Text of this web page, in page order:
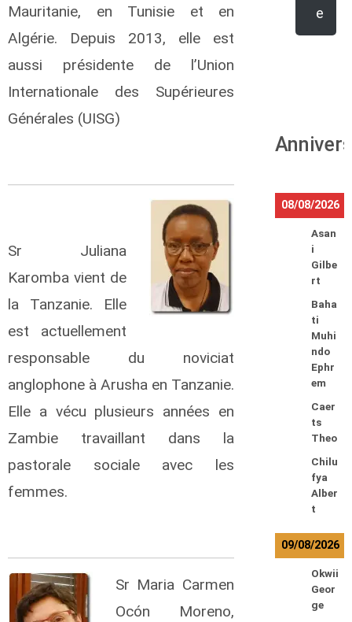
Mauritanie, en Tunisie et en
Algérie. Depuis 2013, elle est
aussi présidente de l’Union
Internationale des Supérieures
Générales (UISG)
Sr Juliana
Karomba vient de
la Tanzanie. Elle
est actuellement
responsable du noviciat
anglophone à Arusha en Tanzanie.
Elle a vécu plusieurs années en
Zambie travaillant dans la
pastorale sociale avec les
femmes.
Sr Maria Carmen
Ocón Moreno,
e
08/08/2026
Asan
i
Gilbe
rt
Baha
ti
Muhi
ndo
Ephr
em
Caer
ts
Theo
Chilu
fya
Alber
t
09/08/2026
Okwii
Geor
ge